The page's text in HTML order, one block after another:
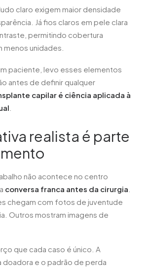
claro exigem maior densidade
Já fios claros em pele clara
permitindo cobertura
unidades.
paciente, levo esses elementos
antes de definir qualquer
capilar é ciência aplicada à
realista é parte
não acontece no centro
conversa franca antes da cirurgia
chegam com fotos de juventude
Outros mostram imagens de
que cada caso é único. A
doadora e o padrão de perda